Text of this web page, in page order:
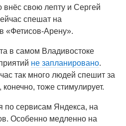
внёс свою лепту и Сергей
спешат на
«Фетисов-Арену».
в самом Владивостоке
не запланировано.
так много людей спешит за
тоже стимулирует.
по сервисам Яндекса, на
Особенно медленно на